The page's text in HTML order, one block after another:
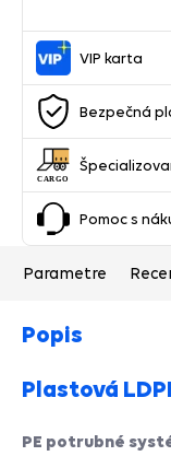
VIP karta
Bezpečná
Pomoc s
Parametre
Popis
Plastová
PE potrubné